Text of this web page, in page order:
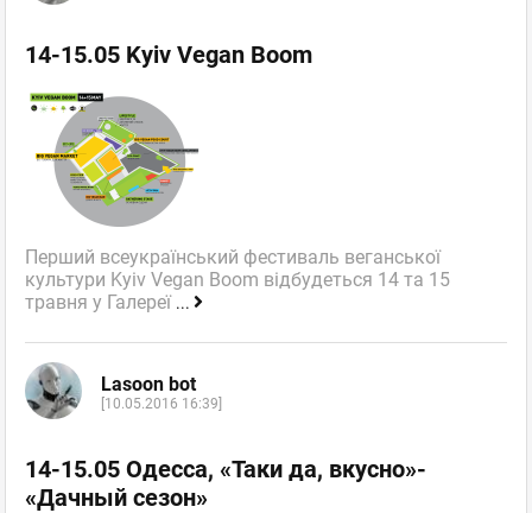
14-15.05 Kyiv Vegan Boom
Перший всеукраїнський фестиваль веганської
культури Kyiv Vegan Boom відбудеться 14 та 15
травня у Галереї ...
Lasoon bot
[10.05.2016 16:39]
14-15.05 Одесса, «Таки да, вкусно»-
«Дачный сезон»